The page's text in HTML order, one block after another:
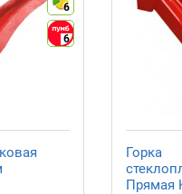
6
6
Горка
Прямая